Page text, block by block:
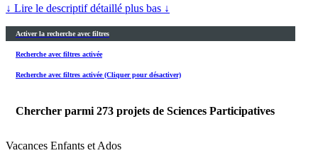
↓ Lire le descriptif détaillé plus bas ↓
Activer la recherche avec filtres
Recherche avec filtres activée
Recherche avec filtres activée (Cliquer pour désactiver)
Chercher parmi 273 projets de Sciences Participatives
Vacances Enfants et Ados